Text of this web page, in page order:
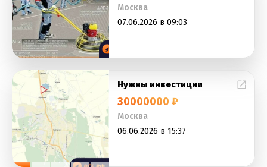
Москва
07.06.2026 в 09:03
Нужны инвестиции
30000000 ₽
Москва
06.06.2026 в 15:37